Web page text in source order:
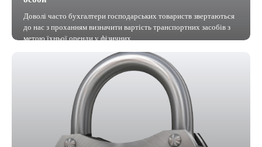
Доволі часто бухгалтери господарських товариств звертаються
до нас з проханням визначити вартість транспортних засобів з
метою їхньої оренди у фізичних…